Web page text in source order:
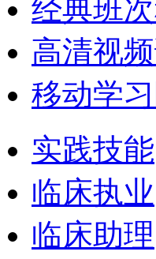
经典班
高清视
移动学
实践技能
临床执业
临床助理